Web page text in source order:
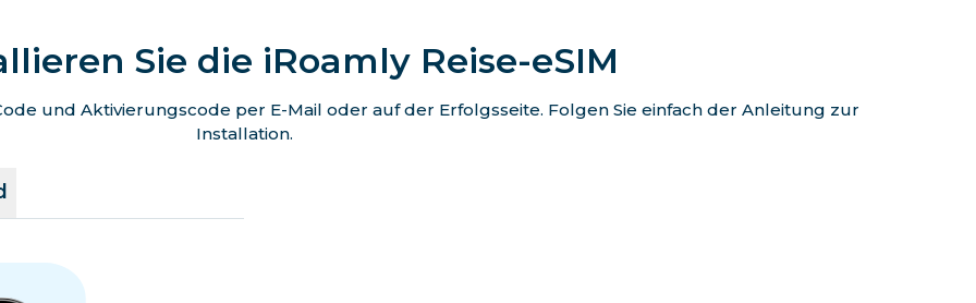
Sie die iRoamly Reise-eSIM
und Aktivierungscode per E-Mail oder auf der Erfolgsseite. Folgen Sie einfach der Anleitung zur
Installation.